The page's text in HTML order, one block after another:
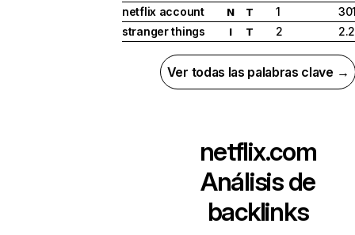
netflix account
N T 1
stranger things
I T 2
Ver todas las palabras clave →
netflix.com
Análisis de
backlinks